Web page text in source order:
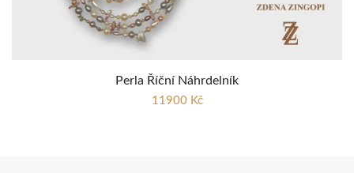
Perla Říční Náhrdelník
11900 Kč